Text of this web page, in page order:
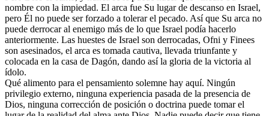
nombre con la impiedad. El arca fue Su lugar de descanso en Israel,
pero Él no puede ser forzado a tolerar el pecado. Así que Su arca no
puede derrocar al enemigo más de lo que Israel podía hacerlo
anteriormente. Las huestes de Israel son derrocadas, Ofni y Finees
son asesinados, el arca es tomada cautiva, llevada triunfante y
colocada en la casa de Dagón, dando así la gloria de la victoria al
ídolo.
Qué alimento para el pensamiento solemne hay aquí. Ningún
privilegio externo, ninguna experiencia pasada de la presencia de
Dios, ninguna corrección de posición o doctrina puede tomar el